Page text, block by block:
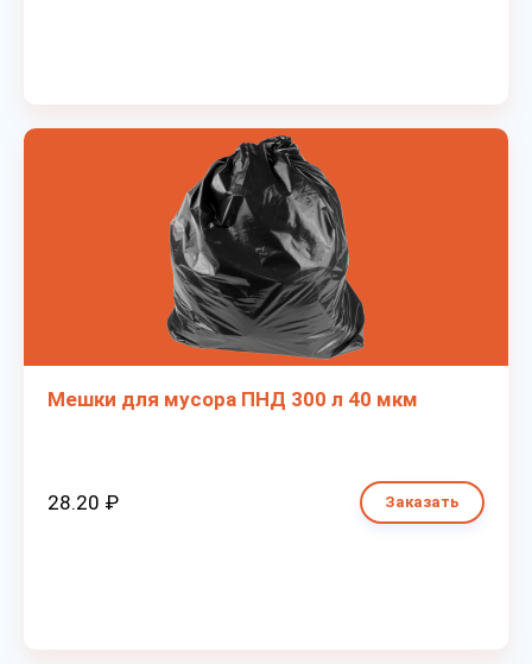
Мешки для мусора ПНД 300 л 40 мкм
28.20 ₽ Заказать